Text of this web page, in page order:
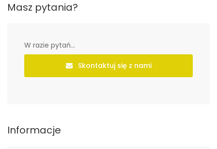
Masz pytania?
W razie pytań...
Skontaktuj się z nami
Informacje